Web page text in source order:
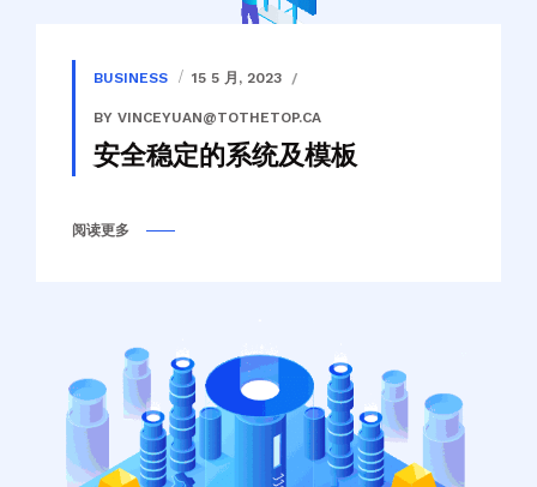
BUSINESS 15 5 月, 2023
BY VINCEYUAN@TOTHETOP.CA
安全稳定的系统及模板
阅读更多